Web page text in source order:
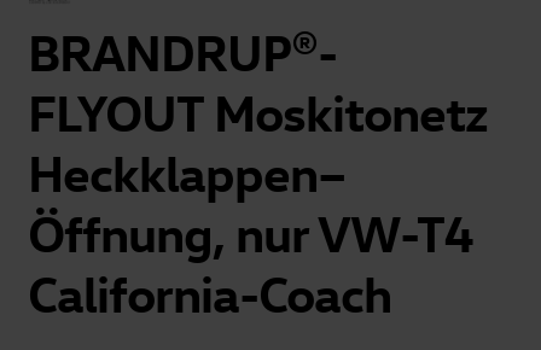
BRANDRUP®-
FLYOUT Moskitonetz
Heckklappen–
Öffnung, nur VW-T4
California-Coach